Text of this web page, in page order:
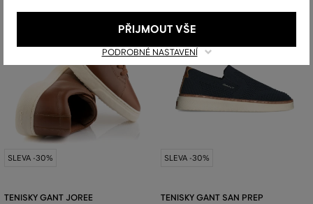
SLEVA -30%
TENISKY GANT JOREE
SLEVA -30%
TENISKY GANT SAN PREP
PODROBNÉ NASTAVENÍ
PŘIJMOUT VŠE